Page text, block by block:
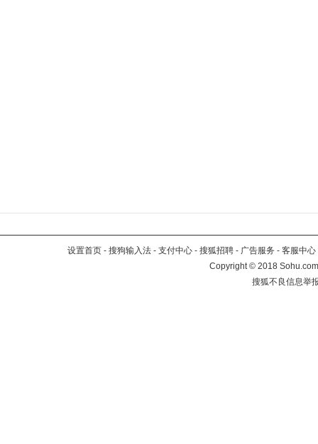
设置首页 - 搜狗输入法 - 支付中心 - 搜狐招聘 - 广告服务 - 客服中心
Copyright©2018
搜狐不良信息举